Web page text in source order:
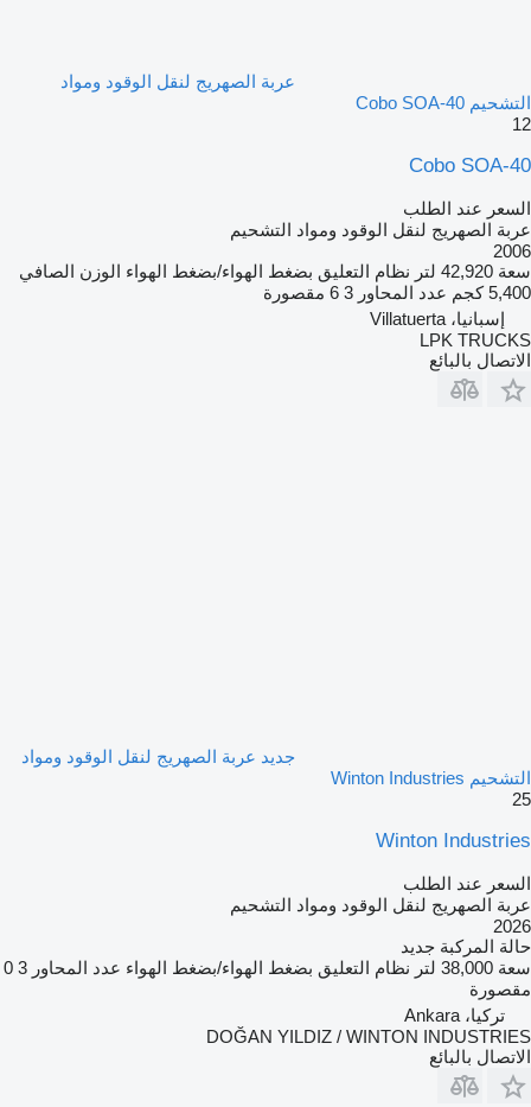
عربة الصهريج لنقل الوقود ومواد
التشحيم Cobo SOA-40
12
Cobo SOA-40
السعر عند الطلب
عربة الصهريج لنقل الوقود ومواد التشحيم
2006
سعة 42,920 لتر نظام التعليق بضغط الهواء/بضغط الهواء الوزن الصافي
5,400 كجم
عدد المحاور 3 6 مقصورة
إسبانيا، Villatuerta
LPK TRUCKS
الاتصال بالبائع
جديد عربة الصهريج لنقل الوقود ومواد
التشحيم Winton Industries
25
Winton Industries
السعر عند الطلب
عربة الصهريج لنقل الوقود ومواد التشحيم
2026
حالة المركبة جديد
سعة 38,000 لتر نظام التعليق بضغط الهواء/بضغط الهواء عدد المحاور 3
0
مقصورة
تركيا، Ankara
DOĞAN YILDIZ / WINTON INDUSTRIES
الاتصال بالبائع